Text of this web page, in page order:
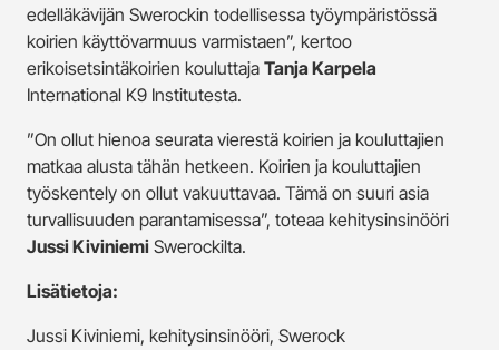
edelläkävijän Swerockin todellisessa työympäristössä
koirien käyttövarmuus varmistaen”, kertoo
erikoisetsintäkoirien kouluttaja Tanja Karpela
International K9 Institutesta.
”On ollut hienoa seurata vierestä koirien ja kouluttajien
matkaa alusta tähän hetkeen. Koirien ja kouluttajien
työskentely on ollut vakuuttavaa. Tämä on suuri asia
turvallisuuden parantamisessa”, toteaa kehitysinsinööri
Jussi Kiviniemi Swerockilta.
Lisätietoja:
Jussi Kiviniemi, kehitysinsinööri, Swerock